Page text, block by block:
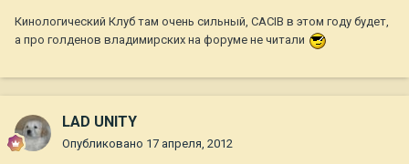
Кинологический Клуб там очень сильный, CACIB в этом году будет,
а про голденов владимирских на форуме не читали
LAD UNITY
Опубликовано 17 апреля, 2012